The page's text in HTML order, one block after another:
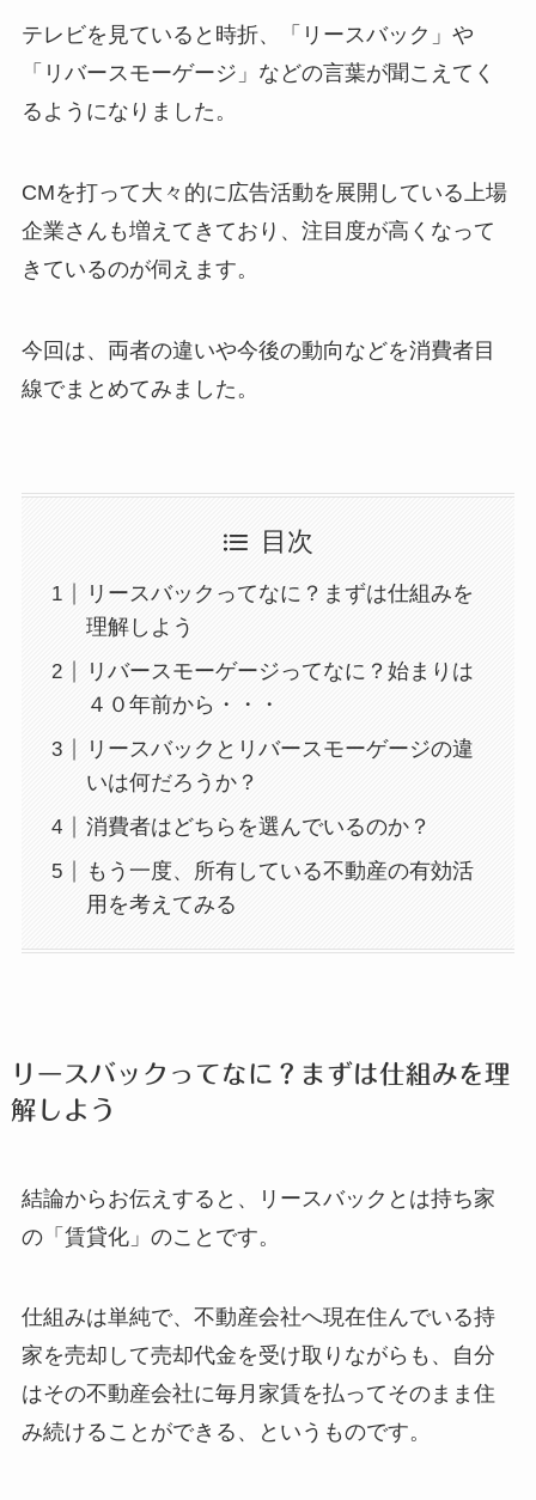
テレビを見ていると時折、「リースバック」や
「リバースモーゲージ」などの言葉が聞こえてく
るようになりました。
CMを打って大々的に広告活動を展開している上場
企業さんも増えてきており、注目度が高くなって
きているのが伺えます。
今回は、両者の違いや今後の動向などを消費者目
線でまとめてみました。
目次
リースバックってなに？まずは仕組みを
理解しよう
リバースモーゲージってなに？始まりは
４０年前から・・・
リースバックとリバースモーゲージの違
いは何だろうか？
消費者はどちらを選んでいるのか？
もう一度、所有している不動産の有効活
用を考えてみる
リースバックってなに？まずは仕組みを理
解しよう
結論からお伝えすると、リースバックとは持ち家
の「賃貸化」のことです。
仕組みは単純で、不動産会社へ現在住んでいる持
家を売却して売却代金を受け取りながらも、自分
はその不動産会社に毎月家賃を払ってそのまま住
み続けることができる、というものです。